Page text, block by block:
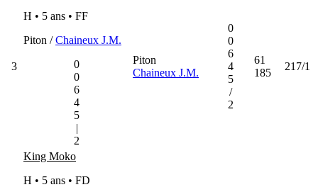
3
H • 5 ans • FF
Piton /Chaineux J.M.
0
0
6
4
5
|
2
Piton
Chaineux J.M.
0
0
6
4
5
/
2
61
185
217/1
King Moko
H • 5 ans • FD